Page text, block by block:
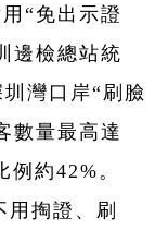
“免出示證
邊檢總站統
灣口岸“刷臉
數量最高達
約42%。
掏證、刷